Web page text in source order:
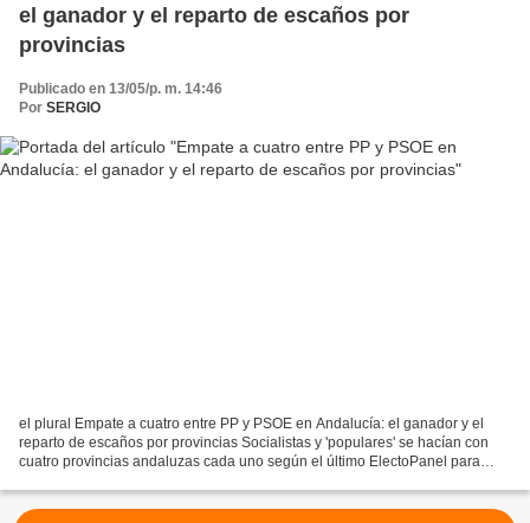
el ganador y el reparto de escaños por
provincias
Publicado en 13/05/p. m. 14:46
Por SERGIO
el plural Empate a cuatro entre PP y PSOE en Andalucía: el ganador y el
reparto de escaños por provincias Socialistas y 'populares' se hacían con
cuatro provincias andaluzas cada uno según el último ElectoPanel para